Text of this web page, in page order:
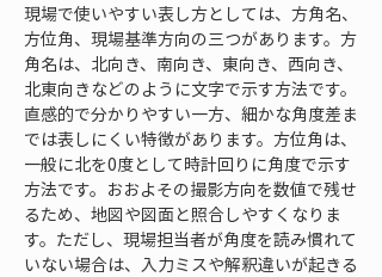
現場で使いやすい表し方としては、方角名、
方位角、現場基準方向の三つがあります。方
角名は、北向き、南向き、東向き、西向き、
北東向きなどのように文字で示す方法です。
直感的で分かりやすい一方、細かな角度差ま
では表しにくい特徴があります。方位角は、
一般に北を0度として時計回りに角度で示す
方法です。おおよその撮影方向を数値で残せ
るため、地図や図面と照合しやすくなりま
す。ただし、現場担当者が角度を読み慣れて
いない場合は、入力ミスや解釈違いが起きる